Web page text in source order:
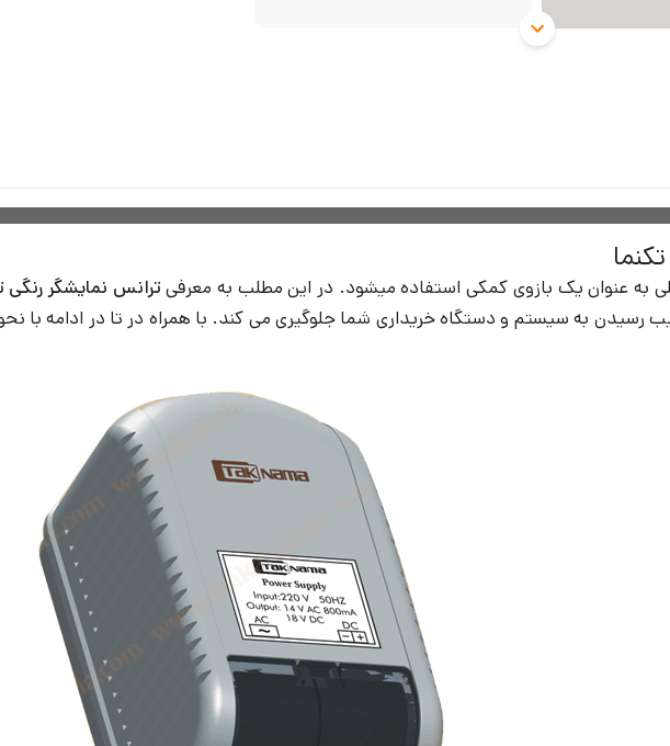
به عنوان یک بازوی کمکی استفاده میشود. در این مطلب به معرفی ترانس نمایشگر رنگی
رسیدن به سیستم و دستگاه خریداری شما جلوگیری می کند. با همراه در تا در ادامه با